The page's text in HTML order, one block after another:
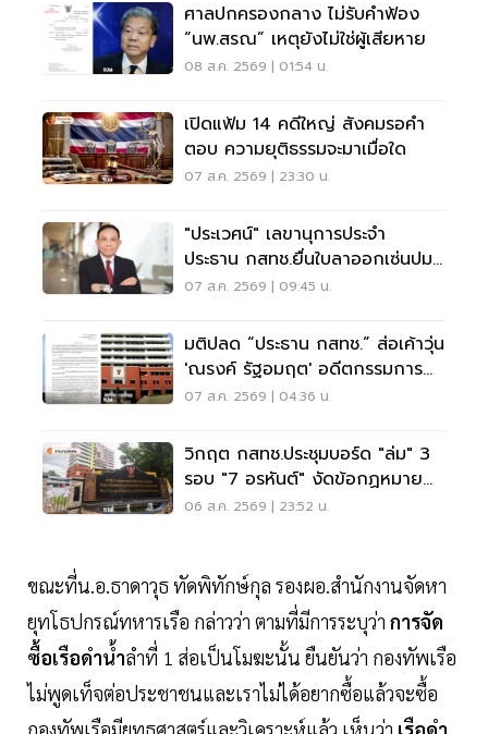
ศาลปกครองกลาง ไม่รับคำฟ้อง
“นพ.สรณ” เหตุยังไม่ใช่ผู้เสียหาย
08 ส.ค. 2569 | 01:54 น.
เปิดแฟ้ม 14 คดีใหญ่ สังคมรอคำ
ตอบ ความยุติธรรมจะมาเมื่อใด
07 ส.ค. 2569 | 23:30 น.
"ประเวศน์" เลขานุการประจำ
ประธาน กสทช.ยื่นใบลาออกเซ่นปม
คุณสมบัตินพ.สรณ
07 ส.ค. 2569 | 09:45 น.
มติปลด “ประธาน กสทช.” ส่อเค้าวุ่น
'ณรงค์ รัฐอมฤต' อดีตกรรมการ
สรรหาโต้ข้อวินิจฉัย
07 ส.ค. 2569 | 04:36 น.
วิกฤต กสทช.ประชุมบอร์ด "ล่ม" 3
รอบ "7 อรหันต์" งัดข้อกฏหมาย
ไม่มีใครยอมใคร
06 ส.ค. 2569 | 23:52 น.
ขณะที่น.อ.ธาดาวุธ ทัดพิทักษ์กุล รองผอ.สำนักงานจัดหา
ยุทโธปกรณ์ทหารเรือ กล่าวว่า ตามที่มีการระบุว่า การจัด
ซื้อเรือดำน้ำลำที่ 1 ส่อเป็นโมฆะนั้น ยืนยันว่า กองทัพเรือ
ไม่พูดเท็จต่อประชาชนและเราไม่ได้อยากซื้อแล้วจะซื้อ